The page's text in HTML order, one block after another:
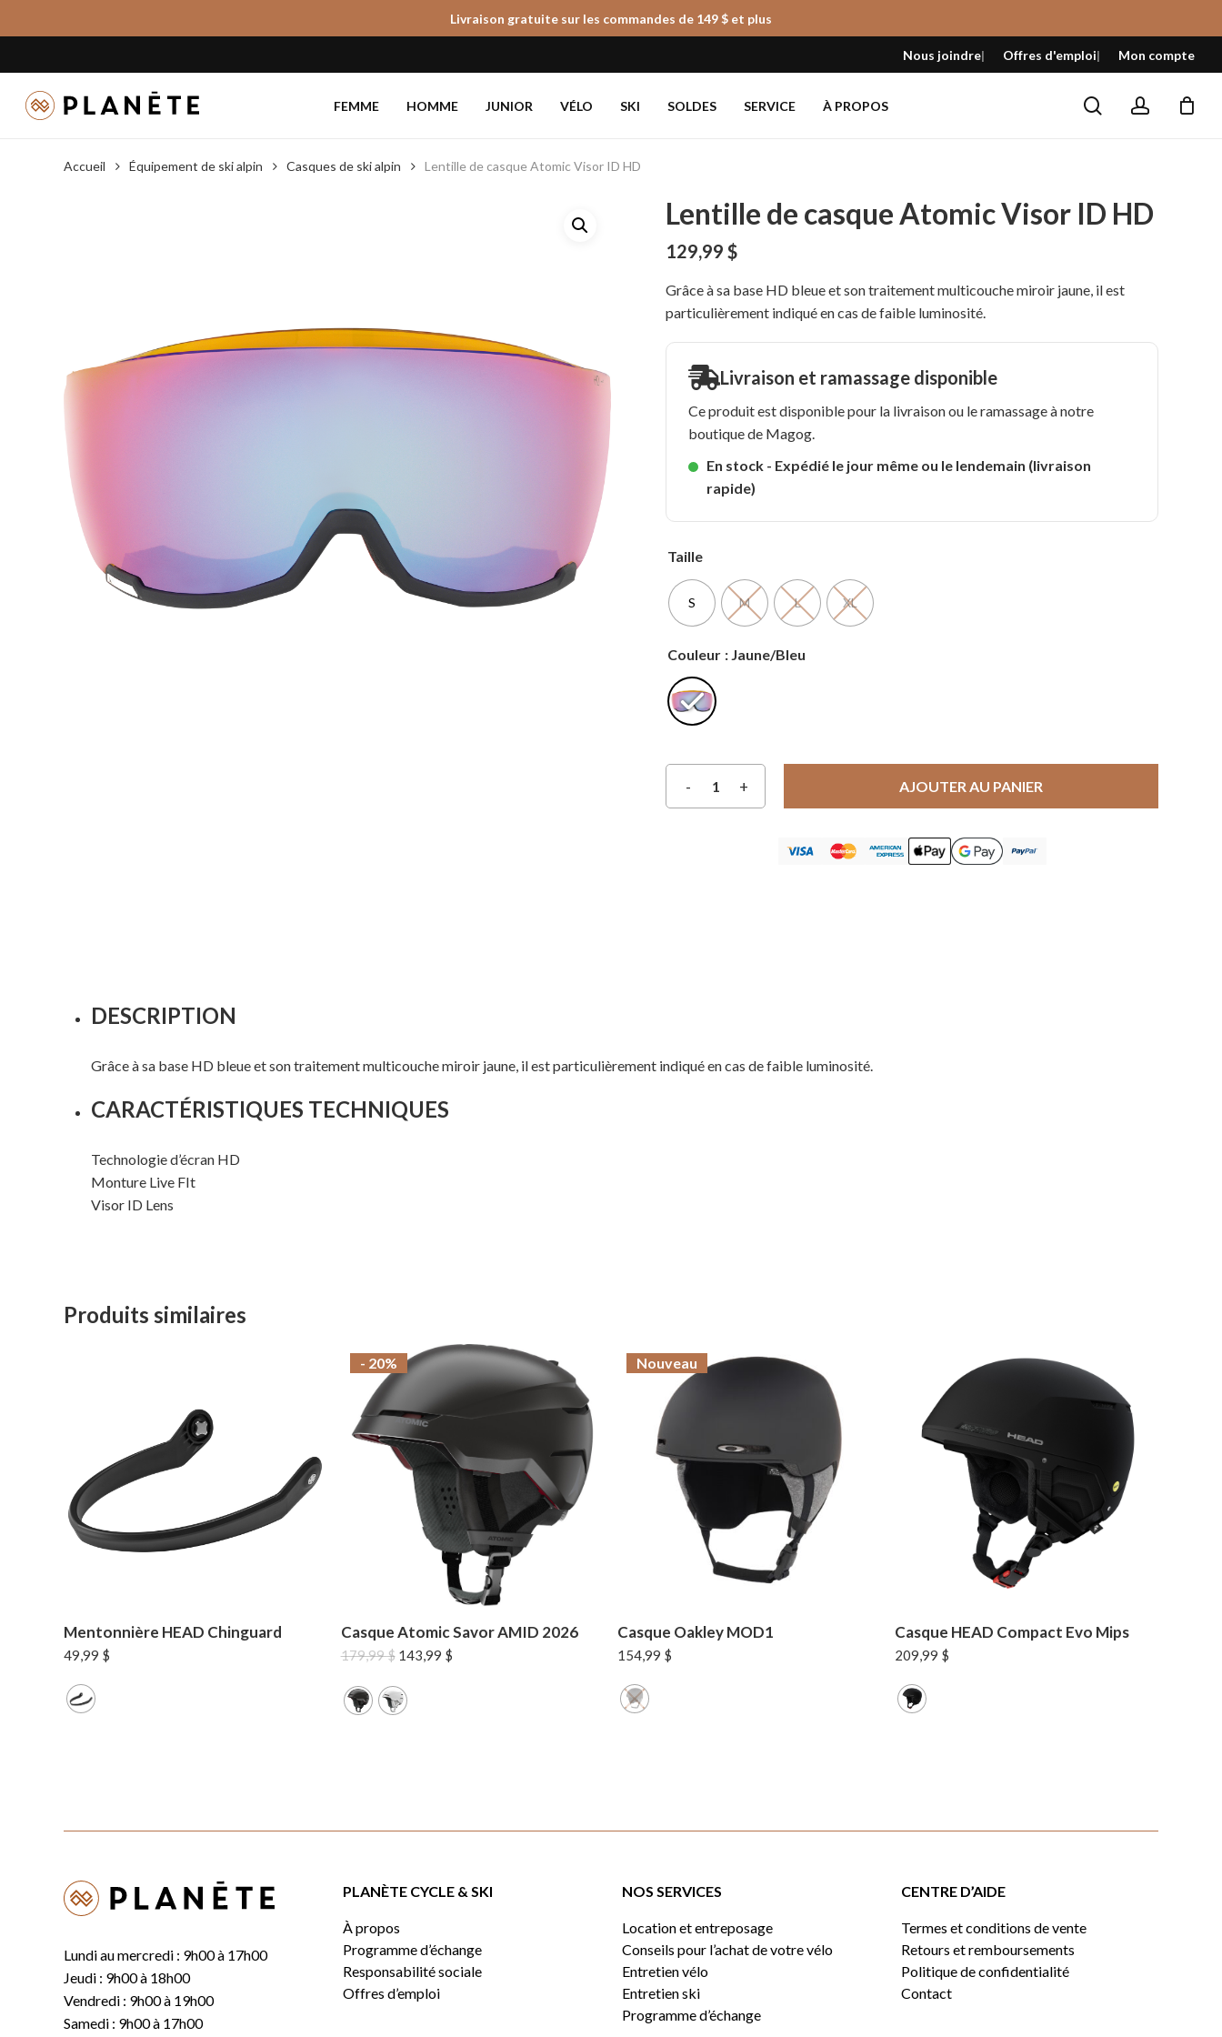
to
content
Livraison gratuite sur les commandes de 149 $ et plus
Nous joindre Offres d'emploi Mon compte
FEMME HOMME JUNIOR VÉLO SKI SOLDES SERVICE À PROPOS searchaccount
Fermer
le
panier
Accueil Équipement de ski alpin Casques de ski alpin Lentille de casque Atomic Visor ID HD
Lentille de casque Atomic Visor ID HD
129,99$
Grâce à sa base HD bleue et son traitement multicouche miroir jaune, il est
particulièrement indiqué en cas de faible luminosité.
Livraison et ramassage disponible
Ce produit est disponible pour la livraison ou le ramassage à notre
boutique de Magog.
En stock - Expédié le jour même ou le lendemain (livraison
rapide)
Taille
S M L XL
Couleur : Jaune/Bleu
AJOUTER AU PANIER
DESCRIPTION
Grâce à sa base HD bleue et son traitement multicouche miroir jaune, il est particulièrement indiqué en cas de faible luminosité.
CARACTÉRISTIQUES TECHNIQUES
Technologie d’écran HD
Monture Live FIt
Visor ID Lens
Produits similaires
Mentonnière HEAD Chinguard
49,99 $
- 20%
Casque Atomic Savor AMID 2026
179,99$ Le
initial
était :
179,99 $.
143,99 $Le
Casque Oakley MOD1
154,99 $
Nouveau
Casque HEAD Compact Evo Mips
209,99 $
Lundi au mercredi : 9h00 à 17h00
Jeudi : 9h00 à 18h00
Vendredi : 9h00 à 19h00
Samedi : 9h00 à 17h00
PLANÈTE CYCLE & SKI
À propos
Programme d’échange
Responsabilité sociale
Offres d’emploi
NOS SERVICES
Location et entreposage
Conseils pour l’achat de votre vélo
Entretien vélo
Entretien ski
Programme d’échange
CENTRE D’AIDE
Termes et conditions de vente
Retours et remboursements
Politique de confidentialité
Contact